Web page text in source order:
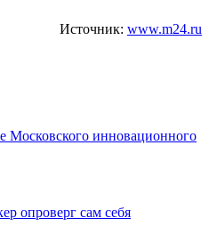
Источник: www.m24.ru
Московского инновационного
опроверг сам себя